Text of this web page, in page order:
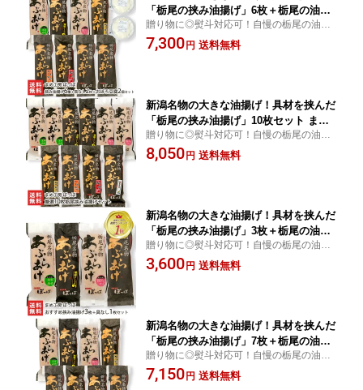
「栃尾の挟み油揚げ」6枚＋栃尾の油揚
げ（具なし）2枚＋おぼろ豆腐2個セット
まめ工房 ぽっぽ ジャンボ油揚げ ケンミ
贈り物に◎熨斗対応可！自慢の栃尾の油揚
げに、様々な具材を挟み込んだ「栃尾挟み
油揚げ」6枚＋栃尾の油揚げ（具なし）2枚
7,300 円 送料無料
新潟名物の大きな油揚げ！具材を挟んだ
「栃尾の挟み油揚げ」10枚セット まめ
工房 ぽっぽ ジャンボ油揚げ ケンミンシ
ョー 新潟県 生産者直送 お取り寄せ ギ
贈り物に◎熨斗対応可！自慢の栃尾の油揚
げに、様々な具材を挟み込んだ「栃尾挟み
油揚げ」10枚セット！温めるだけで色々な
8,050 円 送料無料
新潟名物の大きな油揚げ！具材を挟んだ
「栃尾の挟み油揚げ」3枚＋栃尾の油揚
げ（具なし）1枚セット まめ工房 ぽっぽ
ジャンボ油揚げ ケンミンショー 新潟県
贈り物に◎熨斗対応可！自慢の栃尾の油揚
げに、様々な具材を挟み込んだ「栃尾挟み
油揚げ」3枚＋栃尾の油揚げ（具なし）1枚
3,600 円 送料無料
新潟名物の大きな油揚げ！具材を挟んだ
「栃尾の挟み油揚げ」7枚＋栃尾の油揚
げ（具なし）1枚セット まめ工房 ぽっぽ
ジャンボ油揚げ ケンミンショー 新潟県
贈り物に◎熨斗対応可！自慢の栃尾の油揚
げに、様々な具材を挟み込んだ「栃尾挟み
油揚げ」7枚＋栃尾の油揚げ（具なし）1枚
7,150 円 送料無料